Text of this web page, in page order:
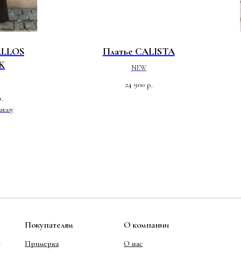
Платье CALISTA
NEW
24 900 р.
Примерка
О нас
Покупателям О компании